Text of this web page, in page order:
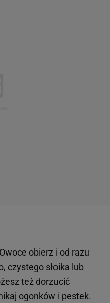
obierz i od razu
czystego słoika lub
też dorzucić
ogonków i pestek.